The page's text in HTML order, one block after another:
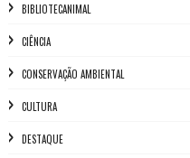
BIBLIOTECANIMAL
CIÊNCIA
CONSERVAÇÃO AMBIENTAL
CULTURA
DESTAQUE